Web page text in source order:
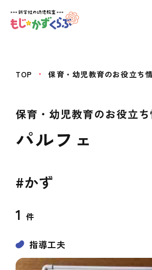
TOP 保育・幼児教育のお役立ち
保育・幼児教育のお役立
パルフェ
#かず
1 件
指導工夫